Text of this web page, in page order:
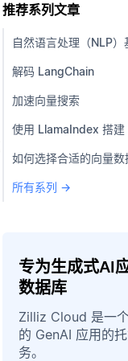
推荐系列文章
自然语言处理（NLP）
解码 LangChain
加速向量搜索
使用 LlamaIndex 搭建
如何选择合适的向量数
所有系列 →
专为生成式AI
数据库
Zilliz Cloud 是一
的 GenAI 应用的
务。